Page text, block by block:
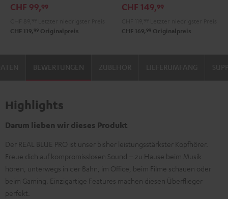
CHF 99,99
CHF 119, 99 Originalpreis
CHF 149,99
CHF 169, 99 Originalpreis
BEWERTUNGEN
Highlights
Darum lieben wir dieses Produkt
Der REAL BLUE PRO ist unser bisher leistungsstärkster Kopfhörer.
Freue dich auf kompromisslosen Sound – zu Hause beim Musik
hören, unterwegs in der Bahn, im Office, beim Filme schauen oder
beim Gaming. Einzigartige Features machen diesen Überflieger
perfekt.